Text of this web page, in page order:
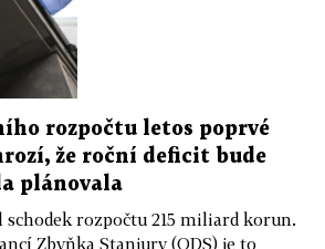
rozpočtu letos poprvé
že roční deficit bude
plánovala
schodek rozpočtu 215 miliard korun.
Zbyňka Stanjury (ODS) je to